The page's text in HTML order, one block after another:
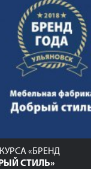
«БРЕНД
СТИЛЬ»